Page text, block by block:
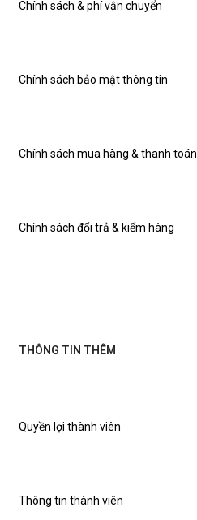
THÔNG TIN THÊM
Quyền lợi thành viên
Thông tin thành viên
Chính sách bảo mật thông tin
Chính sách mua hàng & thanh toán
Chính sách đổi trả & kiểm hàng
Chính sách & phí vận chuyển